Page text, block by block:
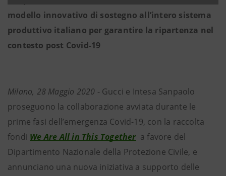
modello innovativo di sostegno all’intero sistema
produttivo italiano per garantire la ripartenza nel
contesto post Covid-19
Milano, 28 Maggio 2020 - Gucci e Intesa Sanpaolo
proseguono la collaborazione avviata durante le
prime fasi dell’emergenza Covid-19, con la raccolta
fondi We Are All in This Together a favore del
Dipartimento Nazionale della Protezione Civile, e
annunciano una nuova iniziativa a supporto delle